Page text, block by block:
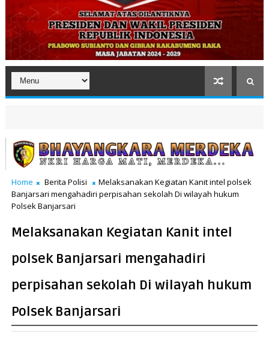
Home Berita Polisi
Melaksanakan Kegiatan Kanit intel polsek
Banjarsari mengahadiri perpisahan sekolah Di wilayah hukum
Polsek Banjarsari
Melaksanakan Kegiatan Kanit intel
polsek Banjarsari mengahadiri
perpisahan sekolah Di wilayah hukum
Polsek Banjarsari